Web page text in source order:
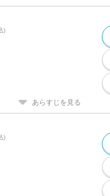
)
あらすじを見る
)